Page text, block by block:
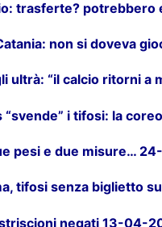
trasferte? potrebbero
non si doveva
ultrà: “il calcio ritorni
“svende” i tifosi: la
pesi e due misure…
tifosi senza biglietto
negati 13-04-